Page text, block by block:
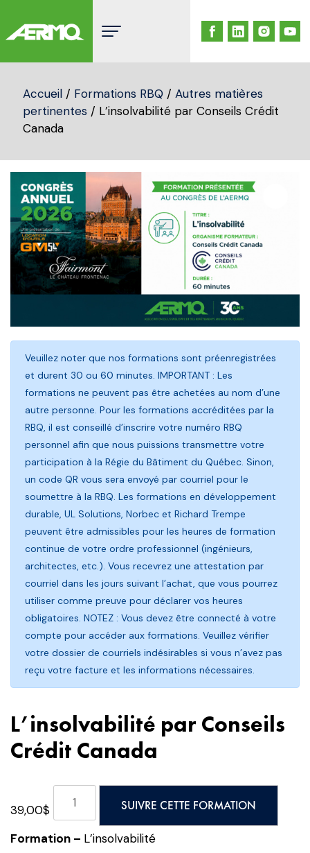
content
Accueil / Formations RBQ / Autres matières
pertinentes / L’insolvabilité par Conseils Crédit
Canada
Veuillez noter que nos formations sont préenregistrées
et durent 30 ou 60 minutes. IMPORTANT : Les
formations ne peuvent pas être achetées au nom d’une
autre personne. Pour les formations accréditées par la
RBQ, il est conseillé d’inscrire votre numéro RBQ
personnel afin que nous puissions transmettre votre
participation à la Régie du Bâtiment du Québec. Sinon,
un code QR vous sera envoyé par courriel pour le
soumettre à la RBQ. Les formations en développement
durable, UL Solutions, Norbec et Richard Trempe
peuvent être admissibles pour les heures de formation
continue de votre ordre professionnel (ingénieurs,
architectes, etc.). Vous recevrez une attestation par
courriel dans les jours suivant l’achat, que vous pourrez
utiliser comme preuve pour déclarer vos heures
obligatoires. NOTEZ : Vous devez être connecté à votre
compte pour accéder aux formations. Veuillez vérifier
votre dossier de courriels indésirables si vous n’avez pas
reçu votre facture et les informations nécessaires.
L’insolvabilité par Conseils
Crédit Canada
39,00$
L'insolvabilité
par
SUIVRE CETTE FORMATION
Formation – L’insolvabilité